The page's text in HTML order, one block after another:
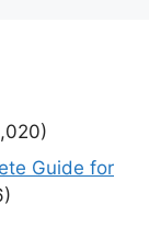
Guide for